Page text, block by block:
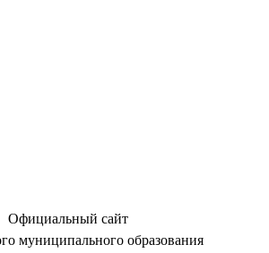
Официальный сайт
муниципального образования